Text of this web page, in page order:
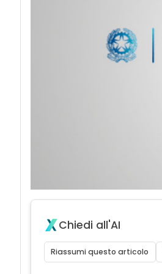
Chiedi all'AI
Riassumi questo articolo